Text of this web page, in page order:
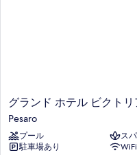
グ
ラ
ン
ド
ホ
グランド ホテル ビクトリ
Pesaro
プール
スパ
駐車場あり